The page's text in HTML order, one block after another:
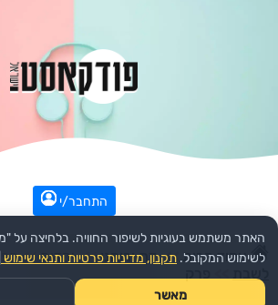
התחבר/י
עמוד הבית >> דת ורוחני >> יהדות >>
האתר משתמש בעוגיות לשיפור החוויה. בלחיצה על
לשימוש המקובל. תקנון, מדיניות פרטיות ותנאי שימוש
מאשר